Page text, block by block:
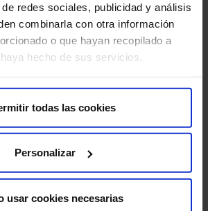
redes sociales, publicidad y análisis
combinarla con otra información
o que hayan recopilado a
hecho de sus servicios.
todas las cookies
Personalizar
usar cookies necesarias